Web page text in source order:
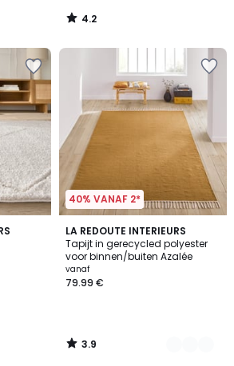
4.2
/
40% VANAF 2*
LA REDOUTE INTERIEURS
Tapijt in gerecycled polyester
voor binnen/buiten Azalée
vanaf
79.99 €
3.9
/ 5
3
Kleuren
3.9
/